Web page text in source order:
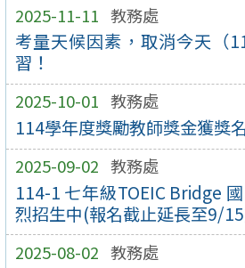
2025-11-11 教務處
考量天候因素，取消今天（
習！
2025-10-01 教務處
114學年度獎勵教師獎金獲獎
2025-09-02 教務處
114-1 七年級TOEIC Bridge
烈招生中(報名截止延長至9/
2025-08-02 教務處